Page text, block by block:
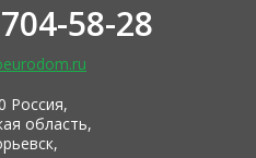
58-28
Россия,
область,